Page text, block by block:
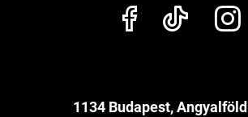
1134 Budapest,